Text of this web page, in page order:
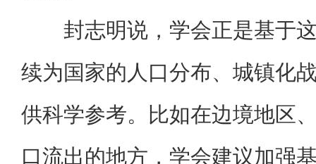
封志明说，学会正是基于
续为国家的人口分布、城镇化
供科学参考。比如在边境地区
口流出的地方，学会建议加强